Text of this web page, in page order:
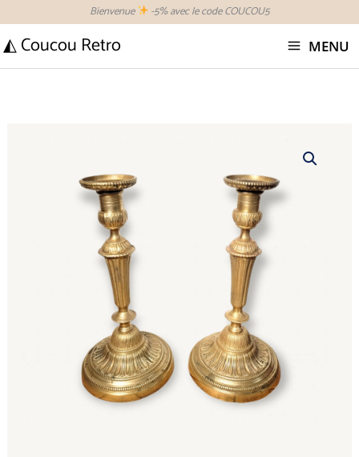
contenu
Bienvenue -5% avec le code COUCOU5
◭ Coucou Retro MENU